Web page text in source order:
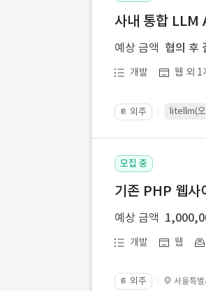
사내 통합 LLM
예상 금액 협의 후
개발 웹 외 1
📔 외주 litellm(오
모집 중
기존 PHP 웹사
예상 금액
개발 웹
📔 외주 서울특